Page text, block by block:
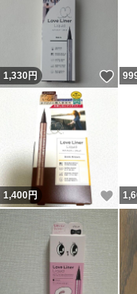
1,330円 い
1,400円 い